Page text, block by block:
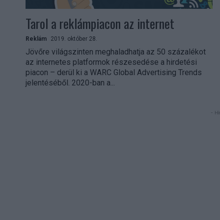
Tarol a reklámpiacon az internet
Reklám 2019. október 28.
Jövőre világszinten meghaladhatja az 50 százalékot
az internetes platformok részesedése a hirdetési
piacon – derül ki a WARC Global Advertising Trends
jelentéséből. 2020-ban a...
-